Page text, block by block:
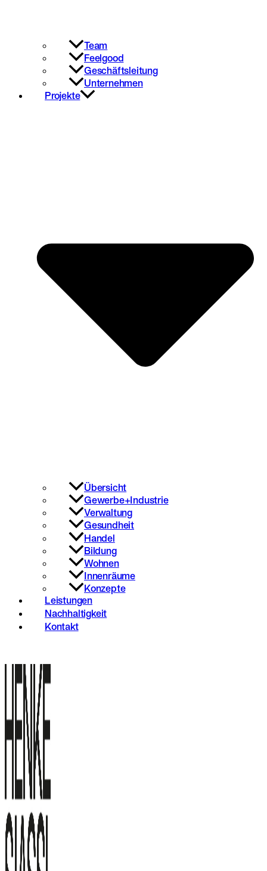
Team
Feelgood
Geschäftsleitung
Unternehmen
Projekte
Übersicht
Gewerbe+Industrie
Verwaltung
Gesundheit
Handel
Bildung
Wohnen
Innenräume
Konzepte
Leistungen
Nachhaltigkeit
Kontakt